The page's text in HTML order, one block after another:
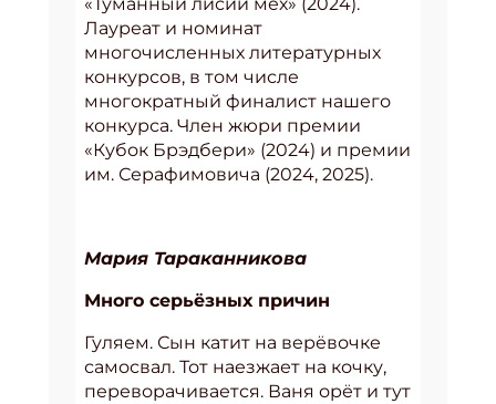
Лауреат и номинат
многочисленных литературных
конкурсов, в том числе
многократный финалист нашего
конкурса. Член жюри премии
«Кубок Брэдбери» (2024) и премии
им. Серафимовича (2024, 2025).
Мария Тараканникова
Много серьёзных причин
Гуляем. Сын катит на верёвочке
самосвал. Тот наезжает на кочку,
переворачивается. Ваня орёт и тут